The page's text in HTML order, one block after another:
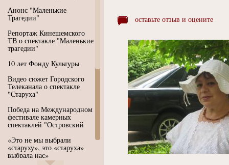
Анонс "Маленькие
Трагедии"
Репортаж Кинешемского
ТВ о спектакле "Маленькие
трагедии"
10 лет Фонду Культуры
Видео сюжет Городского
Телеканала о спектакле
"Старуха"
Победа на Международном
фестивале камерных
спектаклей "Островский
«Это не мы выбрали
«старуху», это «старуха»
выбрала нас»
оставьте отзыв и оцените